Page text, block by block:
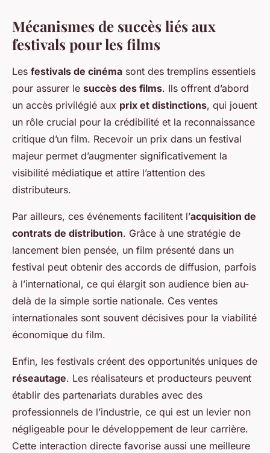
Mécanismes de succès liés aux
festivals pour les films
Les festivals de cinéma sont des tremplins essentiels
pour assurer le succès des films. Ils offrent d’abord
un accès privilégié aux prix et distinctions, qui jouent
un rôle crucial pour la crédibilité et la reconnaissance
critique d’un film. Recevoir un prix dans un festival
majeur permet d’augmenter significativement la
visibilité médiatique et attire l’attention des
distributeurs.
Par ailleurs, ces événements facilitent l’acquisition de
contrats de distribution. Grâce à une stratégie de
lancement bien pensée, un film présenté dans un
festival peut obtenir des accords de diffusion, parfois
à l’international, ce qui élargit son audience bien au-
delà de la simple sortie nationale. Ces ventes
internationales sont souvent décisives pour la viabilité
économique du film.
Enfin, les festivals créent des opportunités uniques de
réseautage. Les réalisateurs et producteurs peuvent
établir des partenariats durables avec des
professionnels de l’industrie, ce qui est un levier non
négligeable pour le développement de leur carrière.
Cette interaction directe favorise aussi une meilleure